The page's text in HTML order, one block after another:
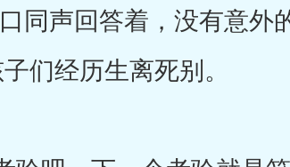
同声回答着，没有意外
们经历生离死别。